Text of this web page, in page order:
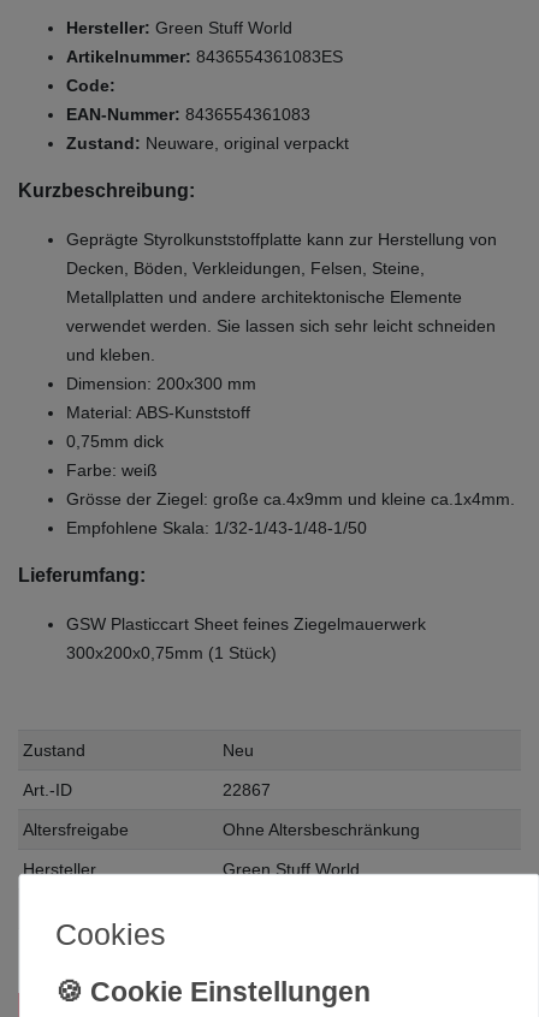
Hersteller: Green Stuff World
Artikelnummer: 8436554361083ES
Code:
EAN-Nummer: 8436554361083
Zustand: Neuware, original verpackt
Kurzbeschreibung:
Geprägte Styrolkunststoffplatte kann zur Herstellung von
Decken, Böden, Verkleidungen, Felsen, Steine,
Metallplatten und andere architektonische Elemente
verwendet werden. Sie lassen sich sehr leicht schneiden
und kleben.
Dimension: 200x300 mm
Material: ABS-Kunststoff
0,75mm dick
Farbe: weiß
Grösse der Ziegel: große ca.4x9mm und kleine ca.1x4mm.
Empfohlene Skala: 1/32-1/43-1/48-1/50
Lieferumfang:
GSW Plasticcart Sheet feines Ziegelmauerwerk
300x200x0,75mm (1 Stück)
Zustand Neu
Art.-ID 22867
Altersfreigabe Ohne Altersbeschränkung
Hersteller Green Stuff World
InhaltCookies